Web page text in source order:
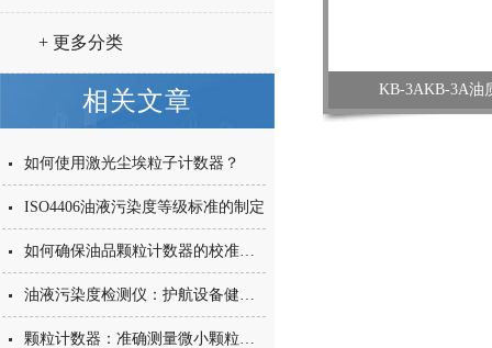
+ 更多分类
相关文章
如何使用激光尘埃粒子计数器？
ISO4406油液污染度等级标准的制定
如何确保油品颗粒计数器的校准精度
油液污染度检测仪：护航设备健康的“隐形哨兵”
颗粒计数器：准确测量微小颗粒的关键工具
KB-3AKB-3A油